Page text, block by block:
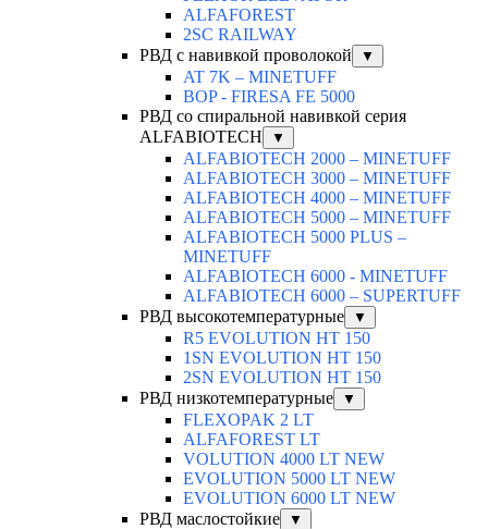
ALFAFOREST
2SC RAILWAY
РВД с навивкой проволокой
▼
AT 7K – MINETUFF
BOP - FIRESA FE 5000
РВД со спиральной навивкой серия
ALFABIOTECH
▼
ALFABIOTECH 2000 – MINETUFF
ALFABIOTECH 3000 – MINETUFF
ALFABIOTECH 4000 – MINETUFF
ALFABIOTECH 5000 – MINETUFF
ALFABIOTECH 5000 PLUS –
MINETUFF
ALFABIOTECH 6000 - MINETUFF
ALFABIOTECH 6000 – SUPERTUFF
РВД высокотемпературные
▼
R5 EVOLUTION HT 150
1SN EVOLUTION HT 150
2SN EVOLUTION HT 150
РВД низкотемпературные
▼
FLEXOPAK 2 LT
ALFAFOREST LT
VOLUTION 4000 LT NEW
EVOLUTION 5000 LT NEW
EVOLUTION 6000 LT NEW
РВД маслостойкие
▼